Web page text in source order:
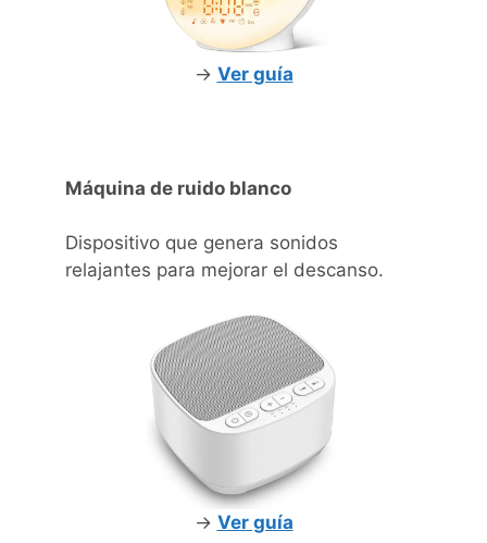
-> Ver guía
Máquina de ruido blanco
Dispositivo que genera sonidos
relajantes para mejorar el descanso.
-> Ver guía